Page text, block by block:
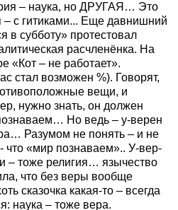
– наука, но ДРУГАЯ… Это
– с гитиками... Еще давнишний
в субботу» протестовал
расчленёнка. На
«Кот – не работает».
стал возможен %). Говорят,
вещи, и
нужно знать, он должен
Но ведь – у-верен
Разумом не понять – и не
что «мир познаваем».. У-вер-
– тоже религия… язычество
что без веры вообще
сказочка какая-то – всегда
наука – тоже вера.